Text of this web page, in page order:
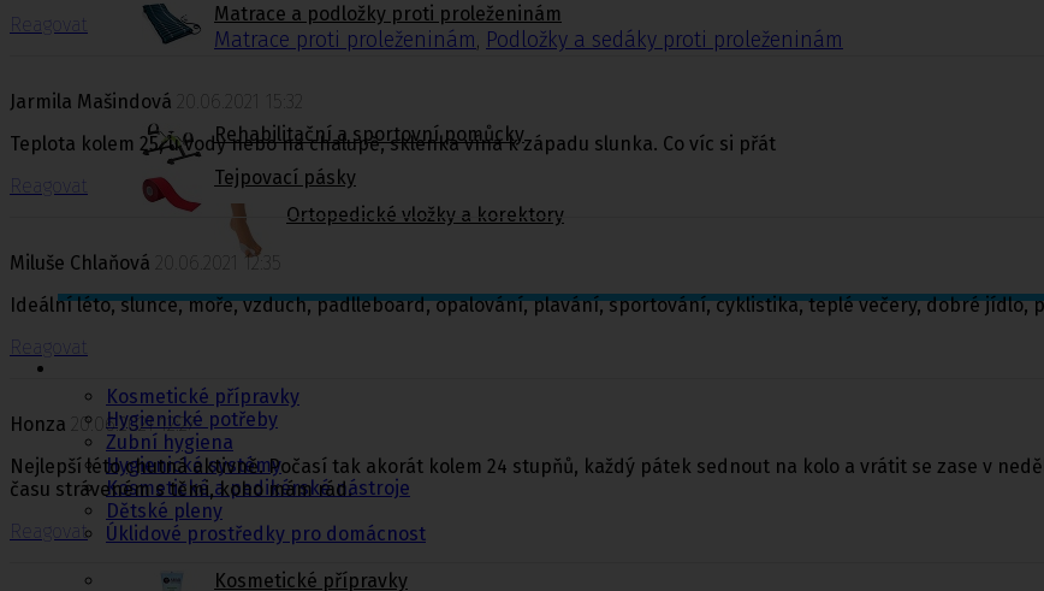
Matrace a podložky proti proleženinám
Matrace proti proleženinám, Podložky a sedáky proti proleženinám
Rehabilitační a sportovní pomůcky
Tejpovací pásky
Ortopedické vložky a korektory
Kosmetika a
hygiena, Dětské
Kosmetické přípravky
Hygienické potřeby
Zubní hygiena
Hygienické systémy
Kosmetické a pedikérské nástroje
Dětské pleny
Úklidové prostředky pro domácnost
Kosmetické přípravky
Reagovat
Jarmila Mašindová 20.06.2021 15:32
Teplota kolem 25, u vody nebo na chalupě, sklenka vína k západu slunka. Co víc si přát
Reagovat
Miluše Chlaňová 20.06.2021 12:35
Ideální léto, slunce, moře, vzduch, padlleboard, opalování, plavání, sportování, cyklistika, teplé večery, dobré jídlo,
Reagovat
Honza 20.06.2021 12:27
Nejlepší léto chutná aktivně. Počasí tak akorát kolem 24 stupňů, každý pátek sednout na kolo a vrátit se zase v
času stráveném s těmi, koho mám rád.
Reagovat